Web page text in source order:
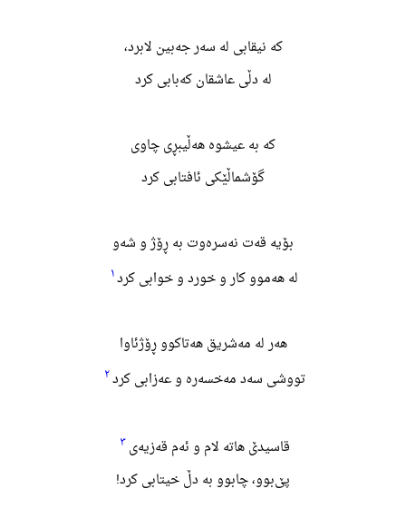
که نیقابی لە سەر جەبین لابرد،
له دڵی عاشقان کەبابی کرد
که به عیشوە هەڵیبڕی چاوی
گۆشماڵێکی ئافتابی کرد
بۆیه قەت نەسرەوت به ڕۆژ و شەو
له هەموو کار و خورد و خوابی کرد١
هەر له مەشریق هەتاکوو ڕۆژئاوا
تووشی سەد مەخسەره و عەزابی کرد٢
قاسیدێ هاته لام و ئەم قەزیەی ٣
پێ‌بوو، چابوو به دڵ خیتابی کرد!